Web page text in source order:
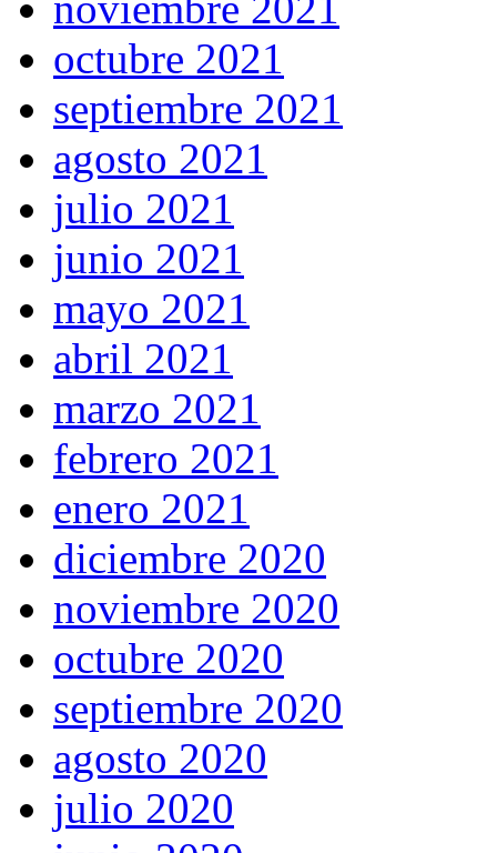
octubre 2021
septiembre 2021
agosto 2021
julio 2021
junio 2021
mayo 2021
abril 2021
marzo 2021
febrero 2021
enero 2021
diciembre 2020
noviembre 2020
octubre 2020
septiembre 2020
agosto 2020
julio 2020